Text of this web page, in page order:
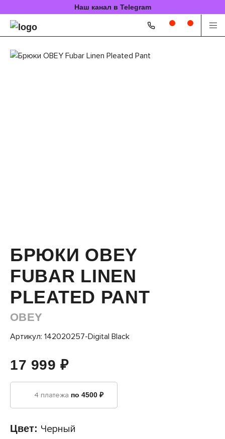
Наш канал в Telegram
БРЮКИ OBEY
FUBAR LINEN
PLEATED PANT
OBEY
Артикул: 142020257-Digital Black
17 999 ₽
4 платежа по 4500 ₽
Цвет: Черный